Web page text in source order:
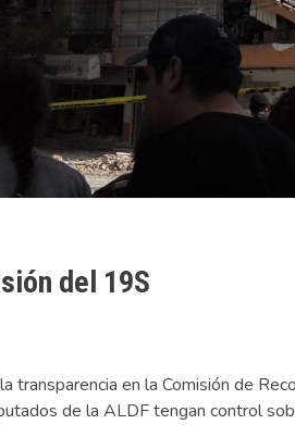
del 19S
transparencia en la Comisión de
de la ALDF tengan control